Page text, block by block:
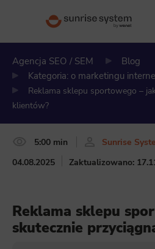
Agencja SEO / SEM
Blog
Kategoria: o marketingu
Reklama sklepu sportowego –
klientów?
5:00 min
Sunrise
04.08.2025
Zaktualizowano:
Reklama sklepu
skutecznie